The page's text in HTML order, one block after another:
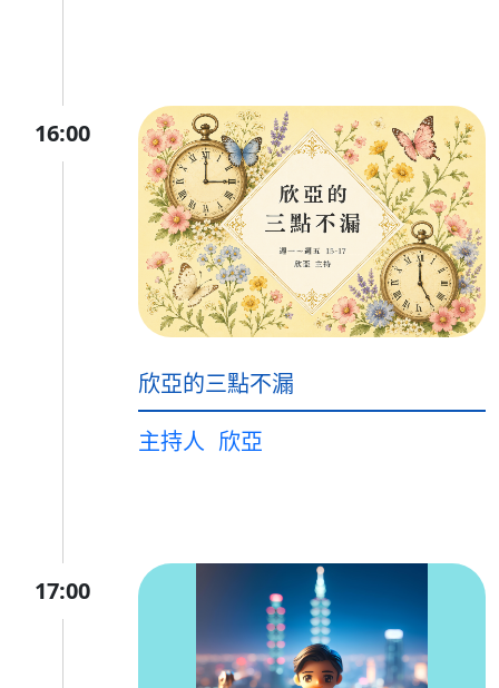
16:00
欣亞的三點不漏
主持人 欣亞
17:00